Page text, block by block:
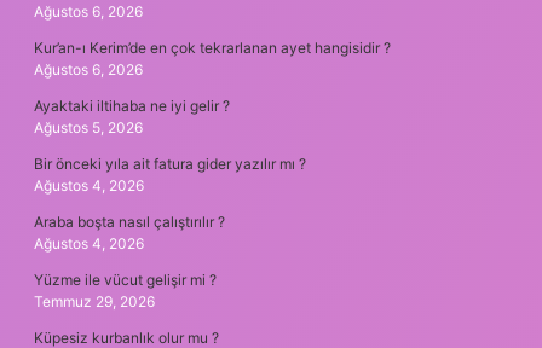
Ağustos 6, 2026
Kur’an-ı Kerim’de en çok tekrarlanan ayet hangisidir ?
Ağustos 6, 2026
Ayaktaki iltihaba ne iyi gelir ?
Ağustos 5, 2026
Bir önceki yıla ait fatura gider yazılır mı ?
Ağustos 4, 2026
Araba boşta nasıl çalıştırılır ?
Ağustos 4, 2026
Yüzme ile vücut gelişir mi ?
Temmuz 29, 2026
Küpesiz kurbanlık olur mu ?